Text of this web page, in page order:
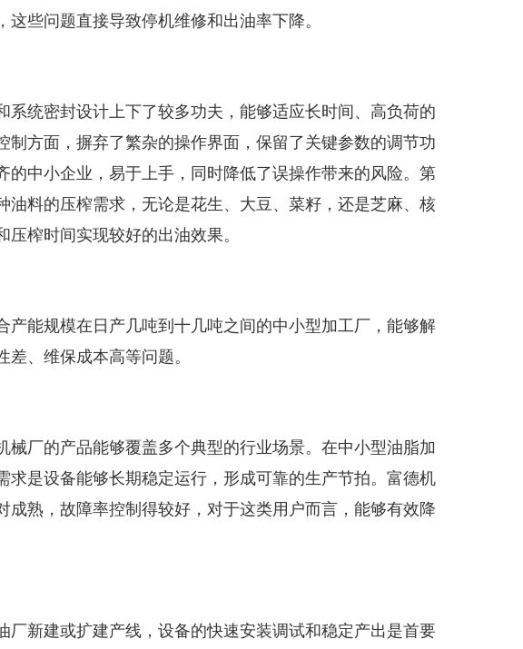
些问题直接导致停机维修和出油率下降。
系统密封设计上下了较多功夫，能够适应长时间、高负荷的
制方面，摒弃了繁杂的操作界面，保留了关键参数的调节功
的中小企业，易于上手，同时降低了误操作带来的风险。第
油料的压榨需求，无论是花生、大豆、菜籽，还是芝麻、核
榨时间实现较好的出油效果。
产能规模在日产几吨到十几吨之间的中小型加工厂，能够解
、维保成本高等问题。
械厂的产品能够覆盖多个典型的行业场景。在中小型油脂加
求是设备能够长期稳定运行，形成可靠的生产节拍。富德机
成熟，故障率控制得较好，对于这类用户而言，能够有效降
厂新建或扩建产线，设备的快速安装调试和稳定产出是首要